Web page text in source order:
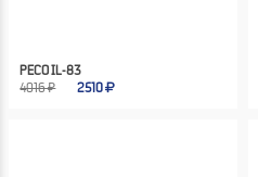
PECO IL-83
4016 ₽
2510